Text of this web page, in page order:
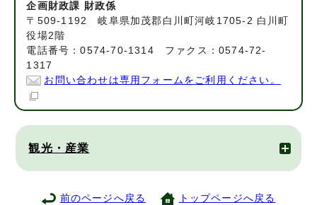
企画財政課 財政係
〒509-1192 岐阜県加茂郡白川町河岐1705-2 白川町
役場2階
電話番号：0574-70-1314 ファクス：0574-72-
1317
お問い合わせは専用フォームをご利用ください。
観光・産業
前のページへ戻る トップページへ戻る